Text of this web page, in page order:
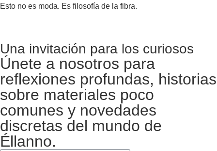
Esto no es moda. Es filosofía de la fibra.
Una invitación para los curiosos
Únete a nosotros para
reflexiones profundas, historias
sobre materiales poco
comunes y novedades
discretas del mundo de
Éllanno.